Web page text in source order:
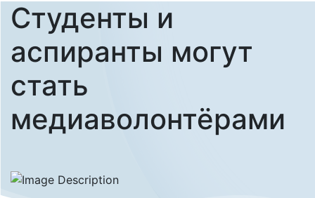
Студенты и
аспиранты могут
стать
медиаволонтёрами